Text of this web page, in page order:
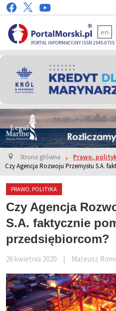
PORTAL INFORMACYJNY ISSN 2545-0735
en
Strona główna
Prawo,
Czy Agencja Rozwoju Przemysłu S.A.
PRAWO, POLITYKA
Czy Agencja
S.A. faktycznie
przedsiębiorcom?
26 kwietnia 2020 Mateusz